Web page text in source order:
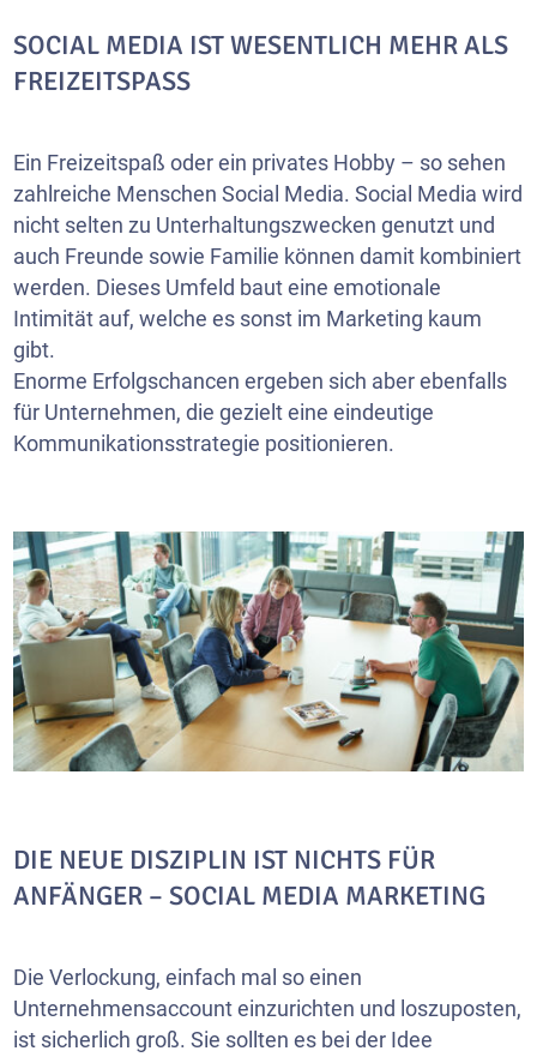
SOCIAL MEDIA IST WESENTLICH MEHR ALS
FREIZEITSPASS
Ein Freizeitspaß oder ein privates Hobby – so sehen
zahlreiche Menschen Social Media. Social Media wird
nicht selten zu Unterhaltungszwecken genutzt und
auch Freunde sowie Familie können damit kombiniert
werden. Dieses Umfeld baut eine emotionale
Intimität auf, welche es sonst im Marketing kaum
gibt.
Enorme Erfolgschancen ergeben sich aber ebenfalls
für Unternehmen, die gezielt eine eindeutige
Kommunikationsstrategie positionieren.
DIE NEUE DISZIPLIN IST NICHTS FÜR
ANFÄNGER – SOCIAL MEDIA MARKETING
Die Verlockung, einfach mal so einen
Unternehmensaccount einzurichten und loszuposten,
ist sicherlich groß. Sie sollten es bei der Idee